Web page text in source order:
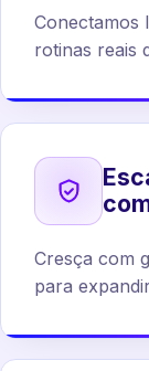
Conectamos
rotinas reais
Cresça com
para